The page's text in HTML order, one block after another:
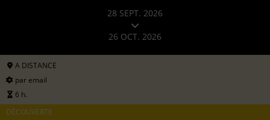
28 SEPT. 2026
26 OCT. 2026
A DISTANCE
par email
6 h.
DÉCOUVERTE